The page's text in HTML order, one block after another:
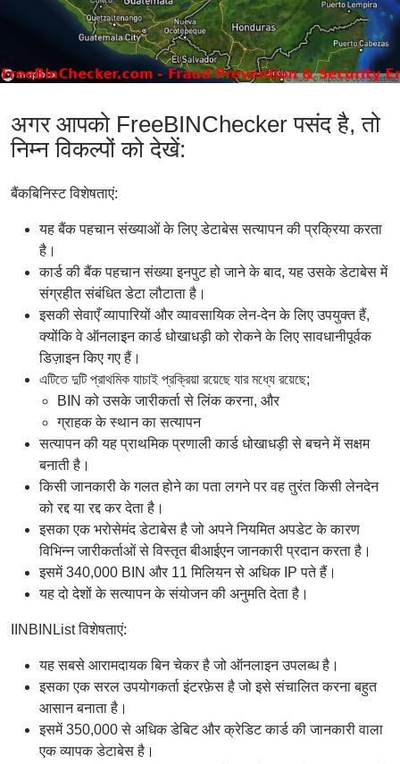
अगर आपको FreeBINChecker पसंद है, तो
निम्न विकल्पों को देखें:
बैंकबिनिस्ट विशेषताएं:
यह बैंक पहचान संख्याओं के लिए डेटाबेस सत्यापन की प्रक्रिया करता
है।
कार्ड की बैंक पहचान संख्या इनपुट हो जाने के बाद, यह उसके डेटाबेस में
संग्रहीत संबंधित डेटा लौटाता है।
इसकी सेवाएँ व्यापारियों और व्यावसायिक लेन-देन के लिए उपयुक्त हैं,
क्योंकि वे ऑनलाइन कार्ड धोखाधड़ी को रोकने के लिए सावधानीपूर्वक
डिज़ाइन किए गए हैं।
এটিতে দুটি প্রাথমিক যাচাই প্রক্রিয়া রয়েছে যার মধ্যে রয়েছে;
BIN को उसके जारीकर्ता से लिंक करना, और
ग्राहक के स्थान का सत्यापन
सत्यापन की यह प्राथमिक प्रणाली कार्ड धोखाधड़ी से बचने में सक्षम
बनाती है।
किसी जानकारी के गलत होने का पता लगने पर वह तुरंत किसी लेनदेन
को रद्द या रद्द कर देता है।
इसका एक भरोसेमंद डेटाबेस है जो अपने नियमित अपडेट के कारण
विभिन्न जारीकर्ताओं से विस्तृत बीआईएन जानकारी प्रदान करता है।
इसमें 340,000 BIN और 11 मिलियन से अधिक IP पते हैं।
यह दो देशों के सत्यापन के संयोजन की अनुमति देता है।
IINBINList विशेषताएं:
यह सबसे आरामदायक बिन चेकर है जो ऑनलाइन उपलब्ध है।
इसका एक सरल उपयोगकर्ता इंटरफ़ेस है जो इसे संचालित करना बहुत
आसान बनाता है।
इसमें 350,000 से अधिक डेबिट और क्रेडिट कार्ड की जानकारी वाला
एक व्यापक डेटाबेस है।